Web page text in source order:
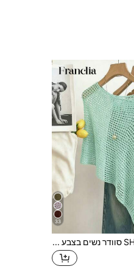
33
SHEIN Franclia סוודר נשים בצבע אחיד עם שרוולי עטלף חלולים ושוליים אסימטריים